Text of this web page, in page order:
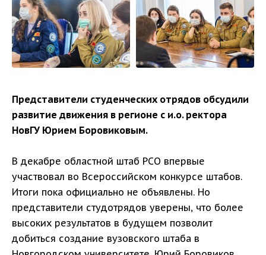
Представители студенческих отрядов обсудили
развитие движения в регионе с и.о. ректора
НовГУ Юрием Боровиковым.
В декабре областной штаб РСО впервые
участвовал во Всероссийском конкурсе штабов.
Итоги пока официально не объявлены. Но
представители студотрядов уверены, что более
высоких результатов в будущем позволит
добиться создание вузовского штаба в